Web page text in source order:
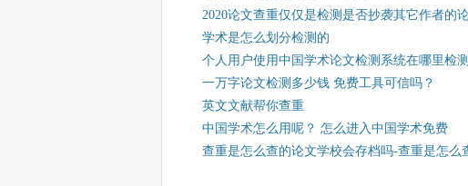
2020论文查重仅仅是检测是否抄袭其它作者的
学术是怎么划分检测的
个人用户使用中国学术论文检测系统在哪里检
一万字论文检测多少钱 免费工具可信吗？
英文文献帮你查重
中国学术怎么用呢？ 怎么进入中国学术免费
查重是怎么查的论文学校会存档吗-查重是怎么